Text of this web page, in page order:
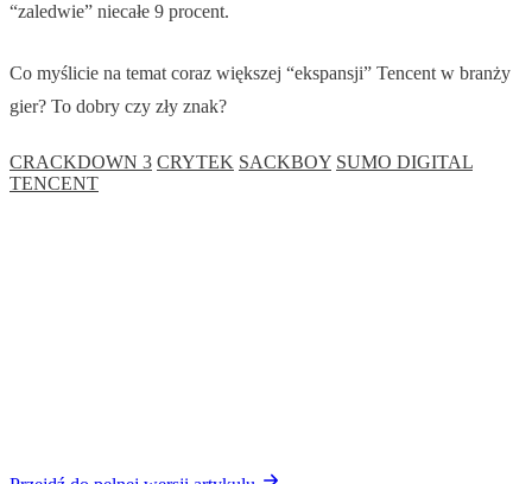
“zaledwie” niecałe 9 procent.
Co myślicie na temat coraz większej “ekspansji” Tencent w branży
gier? To dobry czy zły znak?
CRACKDOWN 3 CRYTEK SACKBOY SUMO DIGITAL
TENCENT